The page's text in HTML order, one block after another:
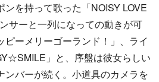
を持って歌った「NOISY LOVE
サーと一列になっての動きが可
ーメリーゴーランド！」、ライ
」と、序盤は彼女らしい
ンバーが続く。小道具のカメラを